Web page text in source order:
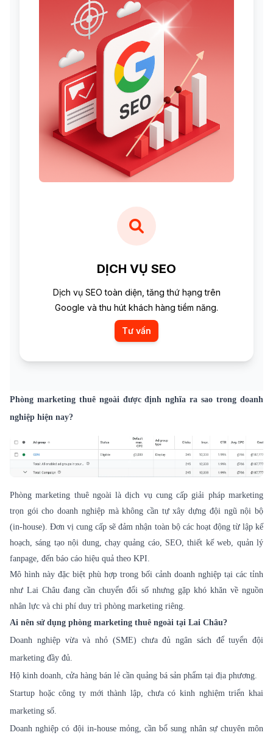
DỊCH VỤ SEO
Dịch vụ SEO toàn diện, tăng thứ hạng trên
Google và thu hút khách hàng tiềm năng.
Tư vấn
Phòng marketing thuê ngoài được định nghĩa ra sao trong doanh
nghiệp hiện nay?
Phòng marketing thuê ngoài là dịch vụ cung cấp giải pháp marketing
trọn gói cho doanh nghiệp mà không cần tự xây dựng đội ngũ nội bộ
(in-house). Đơn vị cung cấp sẽ đảm nhận toàn bộ các hoạt động từ lập kế
hoạch, sáng tạo nội dung, chạy quảng cáo, SEO, thiết kế web, quản lý
fanpage, đến báo cáo hiệu quả theo KPI.
Mô hình này đặc biệt phù hợp trong bối cảnh doanh nghiệp tại các tỉnh
như Lai Châu đang cần chuyển đổi số nhưng gặp khó khăn về nguồn
nhân lực và chi phí duy trì phòng marketing riêng.
Ai nên sử dụng phòng marketing thuê ngoài tại Lai Châu?
Doanh nghiệp vừa và nhỏ (SME) chưa đủ ngân sách để tuyển đội
marketing đầy đủ.
Hộ kinh doanh, cửa hàng bán lẻ cần quảng bá sản phẩm tại địa phương.
Startup hoặc công ty mới thành lập, chưa có kinh nghiệm triển khai
marketing số.
Doanh nghiệp có đội in-house mỏng, cần bổ sung nhân sự chuyên môn